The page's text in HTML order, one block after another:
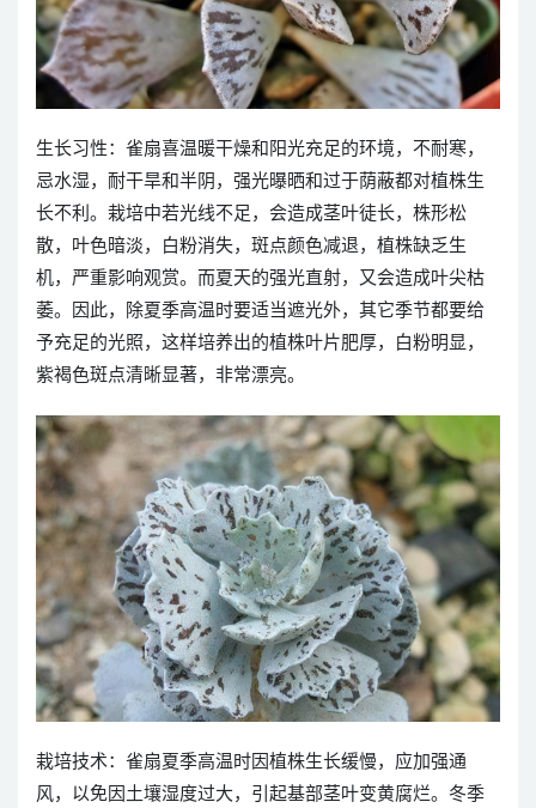
生长习性：雀扇喜温暖干燥和阳光充足的环境，不耐寒，
忌水湿，耐干旱和半阴，强光曝晒和过于荫蔽都对植株生
长不利。栽培中若光线不足，会造成茎叶徒长，株形松
散，叶色暗淡，白粉消失，斑点颜色减退，植株缺乏生
机，严重影响观赏。而夏天的强光直射，又会造成叶尖枯
萎。因此，除夏季高温时要适当遮光外，其它季节都要给
予充足的光照，这样培养出的植株叶片肥厚，白粉明显，
紫褐色斑点清晰显著，非常漂亮。
栽培技术：雀扇夏季高温时因植株生长缓慢，应加强通
风，以免因土壤湿度过大，引起基部茎叶变黄腐烂。冬季